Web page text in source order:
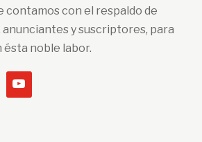
contamos con el respaldo de
y suscriptores, para
noble labor.